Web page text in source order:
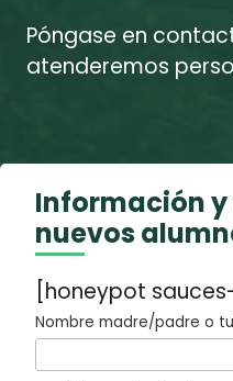
Póngase en
atenderemos
Información
nuevos
[honeypot
Nombre madre/padre o